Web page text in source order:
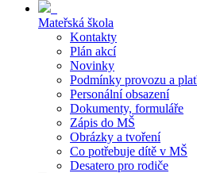
Mateřská škola
Kontakty
Plán akcí
Novinky
Podmínky provozu a
Personální obsazení
Dokumenty, formuláře
Zápis do MŠ
Obrázky a tvoření
Co potřebuje dítě v MŠ
Desatero pro rodiče